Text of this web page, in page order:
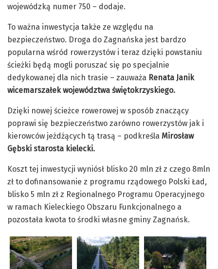
wojewódzką numer 750 – dodaje.
To ważna inwestycja także ze względu na
bezpieczeństwo. Droga do Zagnańska jest bardzo
popularna wśród rowerzystów i teraz dzięki powstaniu
ścieżki będą mogli poruszać się po specjalnie
dedykowanej dla nich trasie – zauważa Renata Janik
wicemarszałek województwa świętokrzyskiego.
Dzięki nowej ścieżce rowerowej w sposób znaczący
poprawi się bezpieczeństwo zarówno rowerzystów jak i
kierowców jeżdżących tą trasą – podkreśla Mirosław
Gębski starosta kielecki.
Koszt tej inwestycji wyniósł blisko 20 mln zł z czego 8mln
zł to dofinansowanie z programu rządowego Polski Ład,
blisko 5 mln zł z Regionalnego Programu Operacyjnego
w ramach Kieleckiego Obszaru Funkcjonalnego a
pozostała kwota to środki własne gminy Zagnańsk.